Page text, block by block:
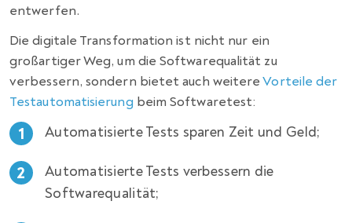
entwerfen.
Die digitale Transformation ist nicht nur ein
großartiger Weg, um die Softwarequalität zu
verbessern, sondern bietet auch weitereVorteile der
Testautomatisierung beim Softwaretest:
Automatisierte Tests sparen Zeit und Geld;
Automatisierte Tests verbessern die
Softwarequalität;